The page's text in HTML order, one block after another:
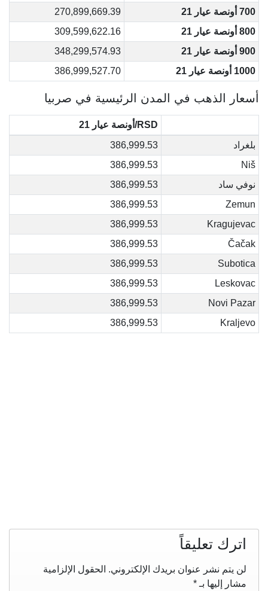
700 أونصة عيار 21
270,899,669.39
800 أونصة عيار 21
309,599,622.16
900 أونصة عيار 21
348,299,574.93
1000 أونصة عيار 21
386,999,527.70
أسعار الذهب في المدن الرئيسية في صربيا
RSD/أونصة عيار 21
بلغراد
386,999.53
Niš
386,999.53
نوفي ساد
386,999.53
Zemun
386,999.53
Kragujevac
386,999.53
Čačak
386,999.53
Subotica
386,999.53
Leskovac
386,999.53
Novi Pazar
386,999.53
Kraljevo
386,999.53
اترك تعليقاً
لن يتم نشر عنوان بريدك الإلكتروني. الحقول الإلزامية
مشار إليها بـ *